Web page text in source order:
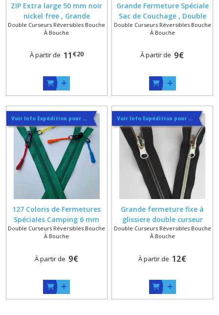
ZIP Extra large 50 mm noir
nickel free , Grande
fermeture à glissiere
double curseurs réversibles
mesure de 50 à 350 cm
Double Curseurs Réversibles Bouche
À Bouche
À partir de 11 €20
Grande Fermeture Spéciale
Sac de Couchage , Double
Curseurs Bouche à Bouche ,
Zip 6 mm sur Mesure dans
Double Curseurs Réversibles Bouche
À Bouche
À partir de 9€
Voir Info Expédition pour Régler les Frais de Port au Meilleur Prix , En haut d'ecran à Droite
127 Coloris de Fermetures
Spéciales Camping 6 mm
avec Double Curseurs
Bouche à Bouche à Double
Mesure
Double Curseurs Réversibles Bouche
À Bouche
À partir de 9€
Voir Info Expédition pour Régler les Frais de Port au Meilleur Prix , En haut d'ecran à Droite
Grande fermeture fixe à
glissiere double curseur
bouche à bouche sur
mesure
Double Curseurs Réversibles Bouche
À Bouche
À partir de 12€